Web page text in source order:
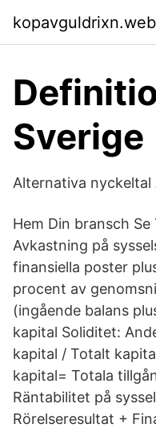
Sverige
Alternativa nyckeltal
Hem Din bransch
Avkastning på
finansiella poster
procent av
(ingående balans
kapital Soliditet:
kapital / Totalt
kapital= Totala
Räntabilitet på
Rörelseresultat +